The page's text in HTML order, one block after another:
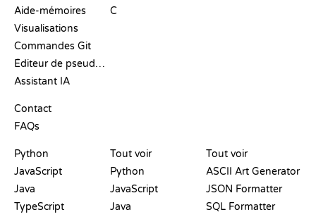
Aide-mémoires
Visualisations
Commandes Git
Éditeur de pseudo-code
Assistant IA
Contact
FAQs
C
Python
JavaScript
Java
TypeScript
Tout voir
Python
JavaScript
Java
Tout voir
ASCII Art Generator
JSON Formatter
SQL Formatter